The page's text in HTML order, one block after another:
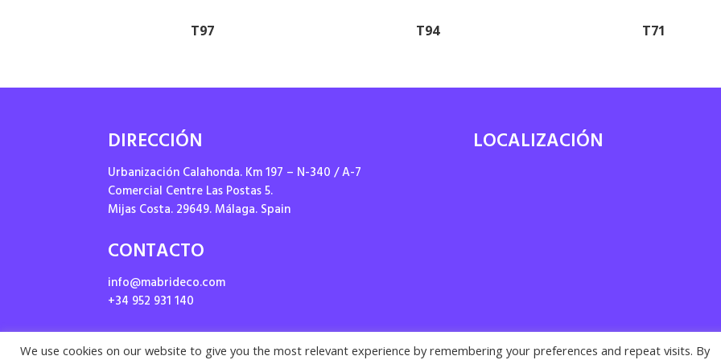
T97 T94 T71
DIRECCIÓN
Urbanización Calahonda. Km 197 – N-340 / A-7
Comercial Centre Las Postas 5.
Mijas Costa. 29649. Málaga. Spain
CONTACTO
info@mabrideco.com
+34 952 931 140
LOCALIZACIÓN
We use cookies on our website to give you the most relevant experience by remembering your preferences and repeat visits. By